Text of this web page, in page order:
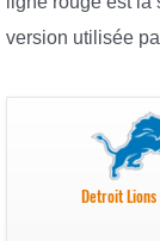
version utilisée
Detroit Lions